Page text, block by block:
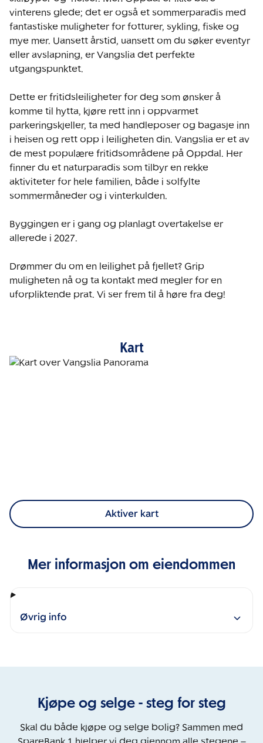
vinterens glede; det er også et sommerparadis med
fantastiske muligheter for fotturer, sykling, fiske og
mye mer. Uansett årstid, uansett om du søker eventyr
eller avslapning, er Vangslia det perfekte
utgangspunktet.
Dette er fritidsleiligheter for deg som ønsker å
komme til hytta, kjøre rett inn i oppvarmet
parkeringskjeller, ta med handleposer og bagasje inn
i heisen og rett opp i leiligheten din. Vangslia er et av
de mest populære fritidsområdene på Oppdal. Her
finner du et naturparadis som tilbyr en rekke
aktiviteter for hele familien, både i solfylte
sommermåneder og i vinterkulden.
Byggingen er i gang og planlagt overtakelse er
allerede i 2027.
Drømmer du om en leilighet på fjellet? Grip
muligheten nå og ta kontakt med megler for en
uforpliktende prat. Vi ser frem til å høre fra deg!
Kart
Aktiver kart
Mer informasjon om eiendommen
Øvrig info
Kjøpe og selge - steg for steg
Skal du både kjøpe og selge bolig? Sammen med